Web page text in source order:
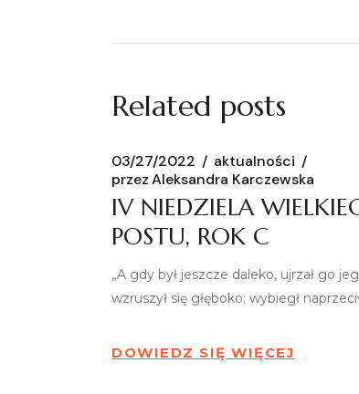
Related posts
03/27/2022
aktualności
przezAleksandra Karczewska
IV NIEDZIELA
POSTU, ROK C
„A gdy był jeszcze daleko, ujrzał go
wzruszył się głęboko; wybiegł
DOWIEDZ SIĘ WIĘCEJ